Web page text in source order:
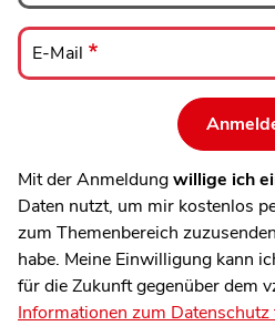
E-
Mail
E-Mail
Mit der Anmeldungwillige ich
Daten nutzt, um mir kostenlos
zum Themenbereich
habe. Meine Einwilligung kann
für die Zukunft gegenüber dem
Informationen zum Datenschutz